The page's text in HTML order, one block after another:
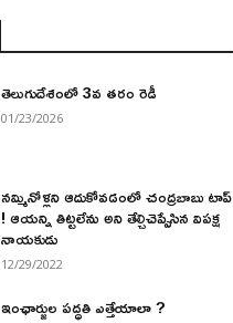
తెలుగుదేశంలో 3వ తరం రెడీ
01/23/2026
నమ్మినోళ్లని ఆదుకోవడంలో చంద్రబాబు టాప్
! ఆయన్ని తిట్టలేను అని తేల్చిచెప్పేసిన విపక్ష
నాయకుడు
12/29/2022
ఇంఛార్జుల పద్ధతి ఎత్తేయాలా ?